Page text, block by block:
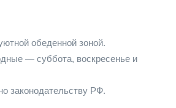
обеденной зоной.
— суббота, воскресенье и
законодательству РФ.